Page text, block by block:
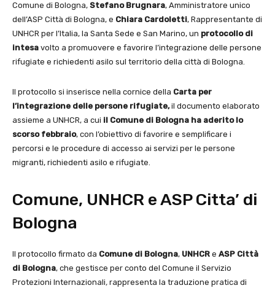
Comune di Bologna, Stefano Brugnara, Amministratore unico
dell’ASP Città di Bologna, e Chiara Cardoletti, Rappresentante di
UNHCR per l’Italia, la Santa Sede e San Marino, un protocollo di
intesa volto a promuovere e favorire l’integrazione delle persone
rifugiate e richiedenti asilo sul territorio della città di Bologna.
Il protocollo si inserisce nella cornice della Carta per
l’integrazione delle persone rifugiate,il documento elaborato
assieme a UNHCR, a cui il Comune di Bologna ha aderito lo
scorso febbraio, con l’obiettivo di favorire e semplificare i
percorsi e le procedure di accesso ai servizi per le persone
migranti, richiedenti asilo e rifugiate.
Comune, UNHCR e ASP Citta’ di
Bologna
Il protocollo firmato da Comune di Bologna, UNHCR e ASP Città
di Bologna, che gestisce per conto del Comune il Servizio
Protezioni Internazionali, rappresenta la traduzione pratica di